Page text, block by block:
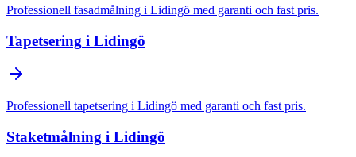
Professionell fasadmålning i Lidingö med garanti och fast pris.
Tapetsering i Lidingö
Professionell tapetsering i Lidingö med garanti och fast pris.
Staketmålning i Lidingö